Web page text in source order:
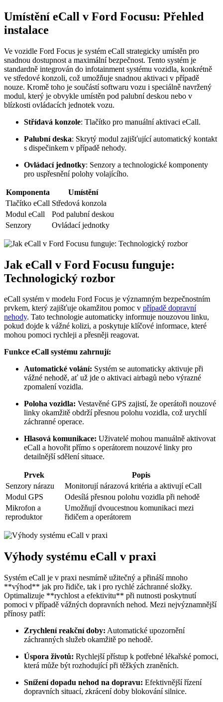
Umístění eCall v Ford Focusu: Přehled
instalace
Ve vozidle Ford Focus je systém eCall strategicky umístěn pro
snadnou dostupnost a maximální bezpečnost. Tento systém je
standardně integrován do infotainment systému vozidla, konkrétně
ve středové konzoli, což umožňuje snadnou aktivaci v případě
nouze. Kromě toho je součástí softwaru vozu i speciálně navržený
modul, který je obvykle umístěn pod palubní deskou nebo v
blízkosti ovládacích jednotek vozu.
Střídavá konzole: Tlačítko pro manuální aktivaci eCall.
Palubní deska: Skrytý modul zajišťující automatický kontakt
s dispečinkem v případě nehody.
Ovládací jednotky: Senzory a technologické komponenty
pro uspřesnění polohy volajícího.
Komponenta
Umístění
Tlačítko eCall Středová konzola
Modul eCall
Pod palubní deskou
Senzory
Ovládací jednotky
Jak eCall v Ford Focusu funguje:
Technologický rozbor
eCall systém v modelu Ford Focus je významným bezpečnostním
prvkem, který zajišťuje okamžitou pomoc v případě dopravní
nehody. Tato technologie automaticky informuje nouzovou linku,
pokud dojde k vážné kolizi, a poskytuje klíčové informace, které
mohou pomoci rychleji a přesněji reagovat.
Funkce eCall systému zahrnují:
Automatické volání: Systém se automaticky aktivuje při
vážné nehodě, ať už jde o aktivaci airbagů nebo výrazné
zpomalení vozidla.
Poloha vozidla: Vestavěné GPS zajistí, že operátoři nouzové
linky okamžitě obdrží přesnou polohu vozidla, což urychlí
záchranné operace.
Hlasová komunikace: Uživatelé mohou manuálně aktivovat
eCall a hovořit přímo s operátorem nouzové linky pro
detailnější sdělení situace.
Prvek
Popis
Senzory nárazu
Monitorují nárazová kritéria a aktivují eCall
Modul GPS
Odesílá přesnou polohu vozidla při nehodě
Mikrofon a
reproduktor
Umožňují dvoucestnou komunikaci mezi
řidičem a operátorem
Výhody systému eCall v praxi
Systém eCall je v praxi nesmírně užitečný a přináší mnoho
**výhod** jak pro řidiče, tak i pro rychlé záchranné složky.
Optimalizuje **rychlost a efektivitu** při nutnosti poskytnutí
pomoci v případě vážných dopravních nehod. Mezi nejvýznamnější
přínosy patří:
Zrychlení reakční doby: Automatické upozornění
záchranných služeb okamžitě po nehodě.
Úspora životů: Rychlejší přístup k potřebné lékařské pomoci,
která může být rozhodující při těžkých zraněních.
Snížení dopadu nehod na dopravu: Efektivnější řízení
dopravních situací, zkrácení doby blokování silnice.